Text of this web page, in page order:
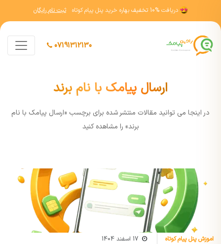
دریافت 10% تخفیف بهاره خرید پنل پیام کوتاه ثبت نام رایگان
07191312130
ارسال پیامک با نام برند
در اينجا مي توانيد مقالات منتشر شده برای برچسب «ارسال پیامک با نام
برند» را مشاهده کنيد
اموزش پنل پیام کوتاه 17 اسفند 1404